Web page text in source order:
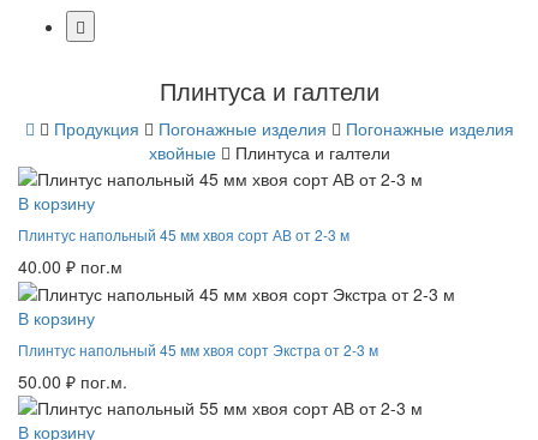
Плинтуса и галтели
Продукция Погонажные изделия
Погонажные изделия
хвойные
Плинтуса и галтели
В корзину
Плинтус напольный 45 мм хвоя сорт АВ от 2-3 м
40.00 ₽ пог.м
В корзину
Плинтус напольный 45 мм хвоя сорт Экстра от 2-3 м
50.00 ₽ пог.м.
В корзину